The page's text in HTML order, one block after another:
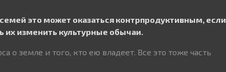
это может оказаться контрпродуктивным, если
их изменить культурные обычаи.
о земле и того, кто ею владеет. Все это тоже часть